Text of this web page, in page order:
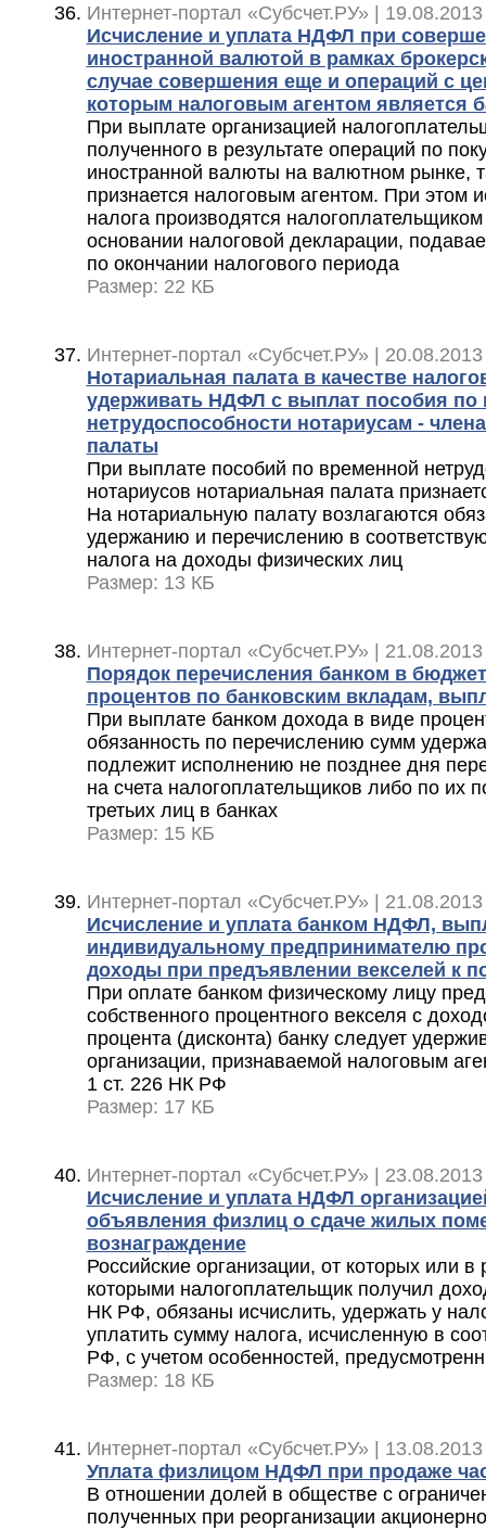
Интернет-портал «Субсчет.РУ» |
Исчисление и уплата НДФЛ при
иностранной валютой в рамках
случае совершения еще и операций с
которым налоговым агентом является
При выплате организацией
полученного в результате операций по
иностранной валюты на валютном рынке,
признается налоговым агентом. При этом
налога производятся
основании налоговой декларации,
по окончании налогового периода
Размер: 22 КБ
Интернет-портал «Субсчет.РУ» |
Нотариальная палата в качестве
удерживать НДФЛ с выплат пособия по
нетрудоспособности нотариусам -
палаты
При выплате пособий по временной
нотариусов нотариальная палата
На нотариальную палату возлагаются
удержанию и перечислению в
налога на доходы физических лиц
Размер: 13 КБ
Интернет-портал «Субсчет.РУ» |
Порядок перечисления банком в
процентов по банковским вкладам,
При выплате банком дохода в виде
обязанность по перечислению сумм
подлежит исполнению не позднее дня
на счета налогоплательщиков либо по их
третьих лиц в банках
Размер: 15 КБ
Интернет-портал «Субсчет.РУ» |
Исчисление и уплата банком НДФЛ,
индивидуальному предпринимателю
доходы при предъявлении векселей к
При оплате банком физическому лицу
собственного процентного векселя с
процента (дисконта) банку следует
организации, признаваемой налоговым
1 ст. 226 НК РФ
Размер: 17 КБ
Интернет-портал «Субсчет.РУ» |
Исчисление и уплата НДФЛ
объявления физлиц о сдаче жилых
вознаграждение
Российские организации, от которых или в
которыми налогоплательщик получил
НК РФ, обязаны исчислить, удержать у
уплатить сумму налога, исчисленную в
РФ, с учетом особенностей,
Размер: 18 КБ
Интернет-портал «Субсчет.РУ» |
Уплата физлицом НДФЛ при продаже
В отношении долей в обществе с
полученных при реорганизации